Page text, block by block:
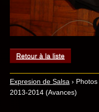
Retour à la liste
Expresion de Salsa › Photos
2013-2014 (Avances)